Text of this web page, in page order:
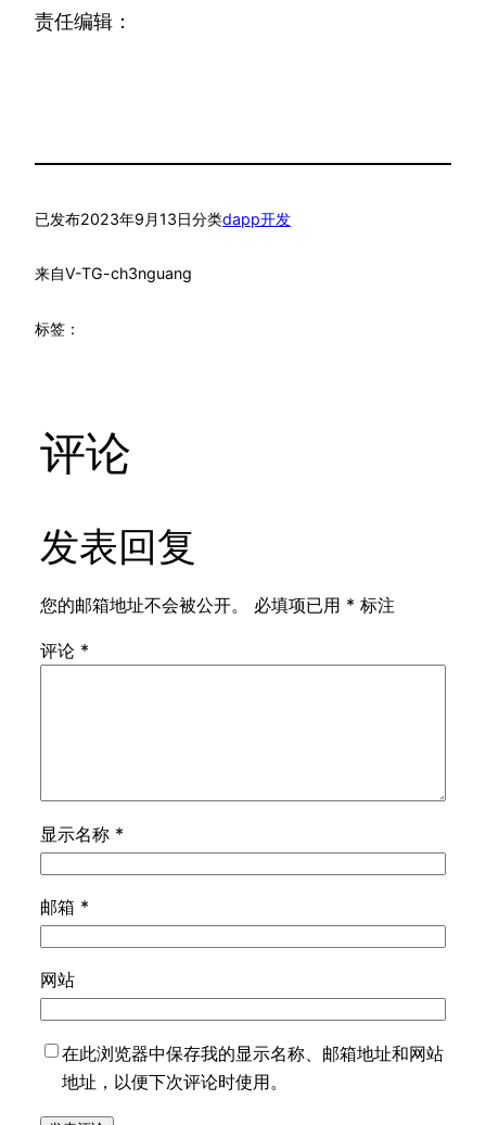
责任编辑：
已发布2023年9月13日分类dapp开发
来自V-TG-ch3nguang
标签：
评论
发表回复
您的邮箱地址不会被公开。 必填项已用 * 标注
评论 *
显示名称 *
邮箱 *
网站
在此浏览器中保存我的显示名称、邮箱地址和网站
地址，以便下次评论时使用。